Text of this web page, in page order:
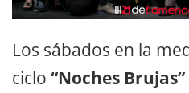
Los sábados en la
ciclo “Noches Brujas”